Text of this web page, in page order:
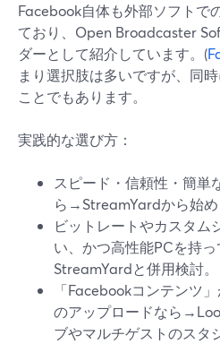
Facebook自体も外部ソフトで
ており、Open Broadcaster
ダーとして紹介しています。(
まり選択肢は多いですが、同
ことでもあります。
実践的な選び方：
スピード・信頼性・簡単
ら→StreamYardから始め
ビットレートやカスタム
い、かつ高性能PCを持
StreamYardと併用検討。
「Facebookコンテンツ
のアップロードなら
ブやマルチゲストのスタ